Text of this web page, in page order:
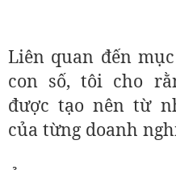
Liên quan đến
con số, tôi cho
được tạo nên từ
của từng doanh